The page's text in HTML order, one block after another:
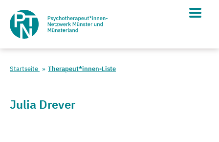
Startseite Therapeut*innen-Liste
Julia Drever